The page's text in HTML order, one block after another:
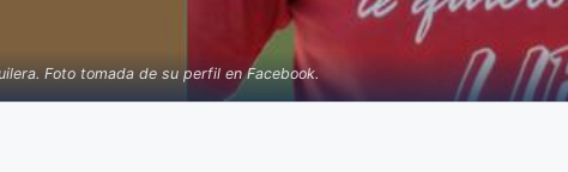
Foto tomada de su perfil en Facebook.